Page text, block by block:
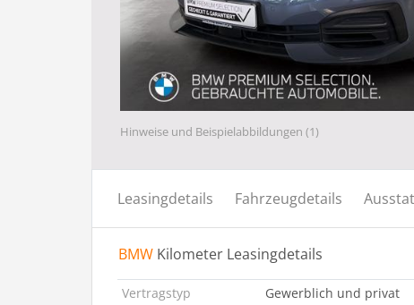
Hinweise und Beispielabbildungen (1)
Leasingdetails Fahrzeugdetails
BMW Kilometer Leasingdetails
Vertragstyp
Gewerblich und privat